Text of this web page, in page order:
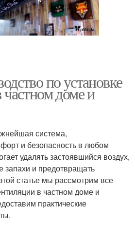
по установке
доме и
система,
и безопасность в любом
удалять застоявшийся воздух,
запахи и предотвращать
статье мы рассмотрим все
в частном доме и
практические